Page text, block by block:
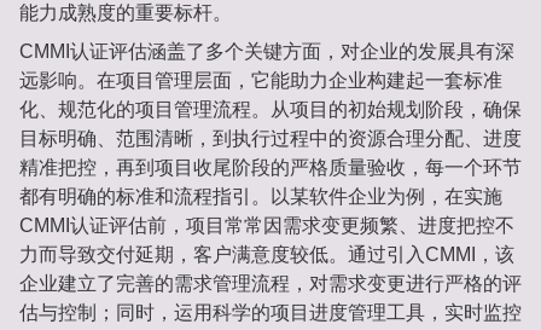
能力成熟度的重要标杆。
CMMI认证评估涵盖了多个关键方面，对企业的发展具有深
远影响。在项目管理层面，它能助力企业构建起一套标准
化、规范化的项目管理流程。从项目的初始规划阶段，确保
目标明确、范围清晰，到执行过程中的资源合理分配、进度
精准把控，再到项目收尾阶段的严格质量验收，每一个环节
都有明确的标准和流程指引。以某软件企业为例，在实施
CMMI认证评估前，项目常常因需求变更频繁、进度把控不
力而导致交付延期，客户满意度较低。通过引入CMMI，该
企业建立了完善的需求管理流程，对需求变更进行严格的评
估与控制；同时，运用科学的项目进度管理工具，实时监控